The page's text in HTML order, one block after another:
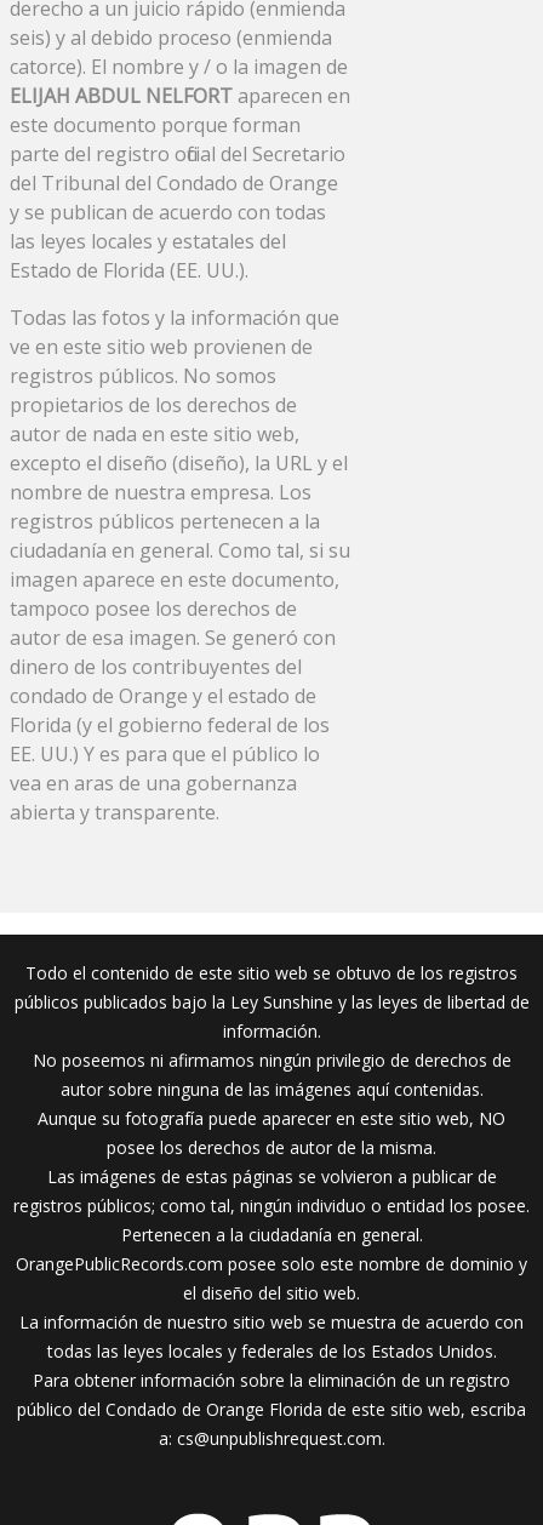
derecho a un juicio rápido (enmienda
seis) y al debido proceso (enmienda
catorce). El nombre y / o la imagen de
ELIJAH ABDUL NELFORTaparecen en
este documento porque forman
parte del registro oficial del Secretario
del Tribunal del Condado de Orange
y se publican de acuerdo con todas
las leyes locales y estatales del
Estado de Florida (EE. UU.).
Todas las fotos y la información que
ve en este sitio web provienen de
registros públicos. No somos
propietarios de los derechos de
autor de nada en este sitio web,
excepto el diseño (diseño), la URL y el
nombre de nuestra empresa. Los
registros públicos pertenecen a la
ciudadanía en general. Como tal, si su
imagen aparece en este documento,
tampoco posee los derechos de
autor de esa imagen. Se generó con
dinero de los contribuyentes del
condado de Orange y el estado de
Florida (y el gobierno federal de los
EE. UU.) Y es para que el público lo
vea en aras de una gobernanza
abierta y transparente.
Todo el contenido de este sitio web se obtuvo de los registros
públicos publicados bajo la Ley Sunshine y las leyes de libertad de
información.
No poseemos ni afirmamos ningún privilegio de derechos de
autor sobre ninguna de las imágenes aquí contenidas.
Aunque su fotografía puede aparecer en este sitio web, NO
posee los derechos de autor de la misma.
Las imágenes de estas páginas se volvieron a publicar de
registros públicos; como tal, ningún individuo o entidad los posee.
Pertenecen a la ciudadanía en general.
OrangePublicRecords.com posee solo este nombre de dominio y
el diseño del sitio web.
La información de nuestro sitio web se muestra de acuerdo con
todas las leyes locales y federales de los Estados Unidos.
Para obtener información sobre la eliminación de un registro
público del Condado de Orange Florida de este sitio web, escriba
a: cs@unpublishrequest.com.